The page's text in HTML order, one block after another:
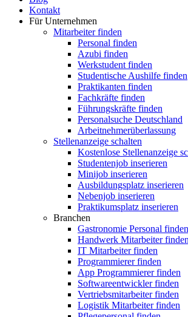
Kontakt
Für Unternehmen
Mitarbeiter finden
Personal finden
Azubi finden
Werkstudent finden
Studentische Aushilfe finden
Praktikanten finden
Fachkräfte finden
Führungskräfte finden
Personalsuche Deutschland
Arbeitnehmerüberlassung
Stellenanzeige schalten
Kostenlose Stellenanzeige
Studentenjob inserieren
Minijob inserieren
Ausbildungsplatz inserieren
Nebenjob inserieren
Praktikumsplatz inserieren
Branchen
Gastronomie Personal finden
Handwerk Mitarbeiter finden
IT Mitarbeiter finden
Programmierer finden
App Programmierer finden
Softwareentwickler finden
Vertriebsmitarbeiter finden
Logistik Mitarbeiter finden